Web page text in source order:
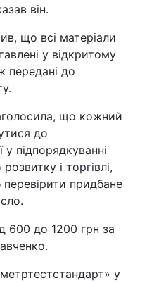
він.
що всі матеріали
у відкритому
передані до
що кожний
до
у підпорядкуванні
і торгівлі,
придбане
600 до 1200 грн за
у